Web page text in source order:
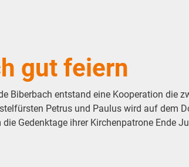
gut feiern
Biberbach entstand eine Kooperation die
Petrus und Paulus wird auf dem
Gedenktage ihrer Kirchenpatrone Ende